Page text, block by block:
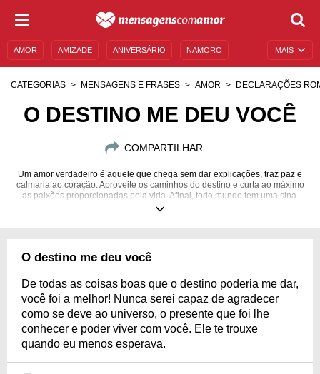
MAIS
AMOR AMIZADE ANIVERSÁRIO NAMORO
CATEGORIAS MENSAGENS E FRASES AMOR DECLARAÇÕES
O DESTINO ME DEU VOCÊ
COMPARTILHAR
Um amor verdadeiro é aquele que chega sem dar explicações, traz paz e
calmaria ao coração. Aproveite os caminhos do destino e curta ao máximo
as paixões proporcionadas pela vida. Afinal, todo mundo tem uma sina.
Qual será a sua?
O destino me deu você
De todas as coisas boas que o destino poderia me dar,
você foi a melhor! Nunca serei capaz de agradecer
como se deve ao universo, o presente que foi lhe
conhecer e poder viver com você. Ele te trouxe
quando eu menos esperava.